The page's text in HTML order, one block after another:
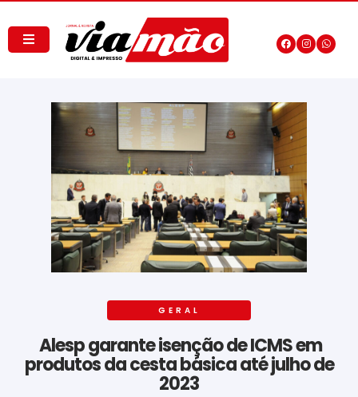
GERAL
Alesp garante isenção de ICMS em
produtos da cesta básica até julho de
2023